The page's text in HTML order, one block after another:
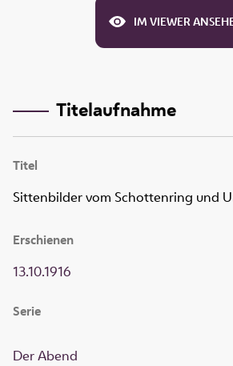
IM VIEWER
Titelaufnahme
Titel
Sittenbilder vom Schottenring und
Erschienen
13.10.1916
Serie
Der Abend